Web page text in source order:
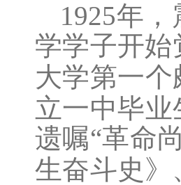
1925年，
学学子开
大学第一
立一中毕
遗嘱“革命
生奋斗史》